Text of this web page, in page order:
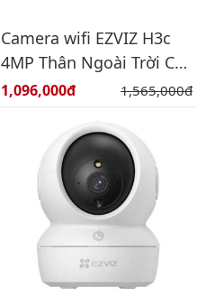
Camera wifi EZVIZ H3c
4MP Thân Ngoài Trời CS-
H3c-R100-1J4WKFL
Giá bán:
1,096,000đ Giá gốc:
1,565,000đ